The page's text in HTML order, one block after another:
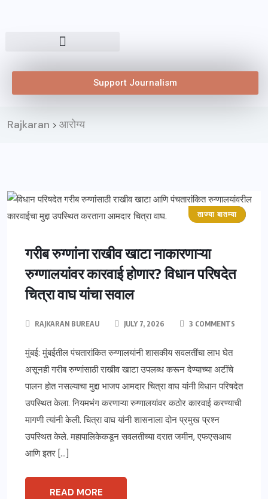
Support Journalism
Rajkaran > आरोग्य
मुंबई
ताज्या बातम्या
गरीब रुग्णांना राखीव खाटा नाकारणाऱ्या
रुग्णालयांवर कारवाई होणार? विधान परिषदेत
चित्रा वाघ यांचा सवाल
RAJKARAN BUREAU JULY 7, 2026 3 COMMENTS
मुंबई: मुंबईतील पंचतारांकित रुग्णालयांनी शासकीय सवलतींचा लाभ घेत
असूनही गरीब रुग्णांसाठी राखीव खाटा उपलब्ध करून देण्याच्या अटींचे
पालन होत नसल्याचा मुद्दा भाजप आमदार चित्रा वाघ यांनी विधान परिषदेत
उपस्थित केला. नियमभंग करणाऱ्या रुग्णालयांवर कठोर कारवाई करण्याची
मागणी त्यांनी केली. चित्रा वाघ यांनी शासनाला दोन प्रमुख प्रश्न
उपस्थित केले. महापालिकेकडून सवलतीच्या दरात जमीन, एफएसआय
आणि इतर […]
READ MORE